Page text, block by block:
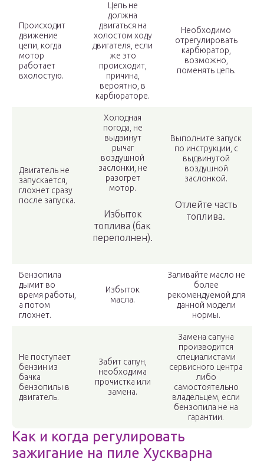
Происходит
движение
цепи, когда
мотор
работает
вхолостую.
Цепь не
должна
двигаться на
холостом ходу
двигателя, если
же это
происходит,
причина,
вероятно, в
карбюраторе.
Необходимо
отрегулировать
карбюратор,
возможно,
поменять цепь.
Двигатель не
запускается,
глохнет сразу
после запуска.
Холодная
погода, не
выдвинут
рычаг
воздушной
заслонки, не
разогрет
мотор.
Избыток
топлива (бак
переполнен).
Выполните запуск
по инструкции, с
выдвинутой
воздушной
заслонкой.
Отлейте часть
топлива.
Бензопила
дымит во
время работы,
а потом
глохнет.
Избыток
масла.
Заливайте масло не
более
рекомендуемой для
данной модели
нормы.
Не поступает
бензин из
бачка
бензопилы в
двигатель.
Забит сапун,
необходима
прочистка или
замена.
Замена сапуна
производится
специалистами
сервисного центра
либо
самостоятельно
владельцем, если
бензопила не на
гарантии.
Как и когда регулировать
зажигание на пиле Хускварна